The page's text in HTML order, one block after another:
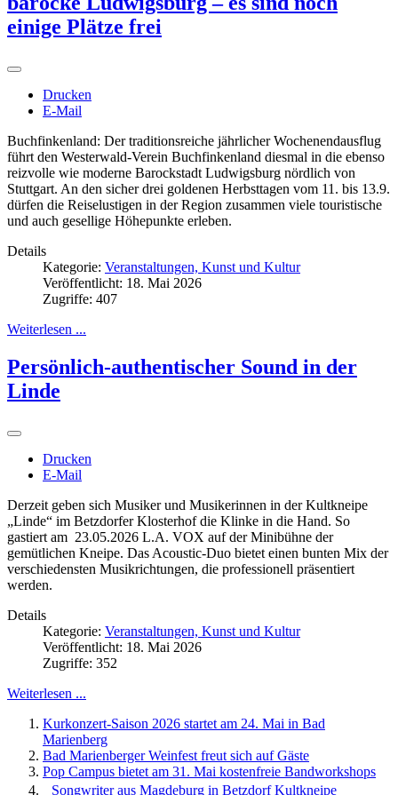
einige Plätze frei
Drucken
E-Mail
Buchfinkenland: Der traditionsreiche jährlicher Wochenendausflug
führt den Westerwald-Verein Buchfinkenland diesmal in die ebenso
reizvolle wie moderne Barockstadt Ludwigsburg nördlich von
Stuttgart. An den sicher drei goldenen Herbsttagen vom 11. bis 13.9.
dürfen die Reiselustigen in der Region zusammen viele touristische
und auch gesellige Höhepunkte erleben.
Details
Kategorie: Veranstaltungen, Kunst und Kultur
Veröffentlicht: 18. Mai 2026
Zugriffe: 407
Weiterlesen ...
Persönlich-authentischer Sound in der
Linde
Drucken
E-Mail
Derzeit geben sich Musiker und Musikerinnen in der Kultkneipe
„Linde“ im Betzdorfer Klosterhof die Klinke in die Hand. So
gastiert am 23.05.2026 L.A. VOX auf der Minibühne der
gemütlichen Kneipe. Das Acoustic-Duo bietet einen bunten Mix der
verschiedensten Musikrichtungen, die professionell präsentiert
werden.
Details
Kategorie: Veranstaltungen, Kunst und Kultur
Veröffentlicht: 18. Mai 2026
Zugriffe: 352
Weiterlesen ...
Kurkonzert-Saison 2026 startet am 24. Mai in Bad
Marienberg
Bad Marienberger Weinfest freut sich auf Gäste
Pop Campus bietet am 31. Mai kostenfreie Bandworkshops
Songwriter aus Magdeburg in Betzdorf Kultkneipe